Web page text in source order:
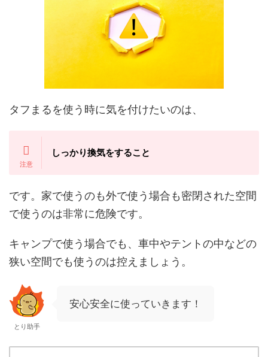
タフまるを使う時に気を付けたいのは、
しっかり換気をすること
です。家で使うのも外で使う場合も密閉された空間
で使うのは非常に危険です。
キャンプで使う場合でも、車中やテントの中などの
狭い空間でも使うのは控えましょう。
とり助手
安心安全に使っていきます！